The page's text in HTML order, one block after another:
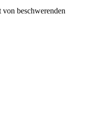
beschwerenden